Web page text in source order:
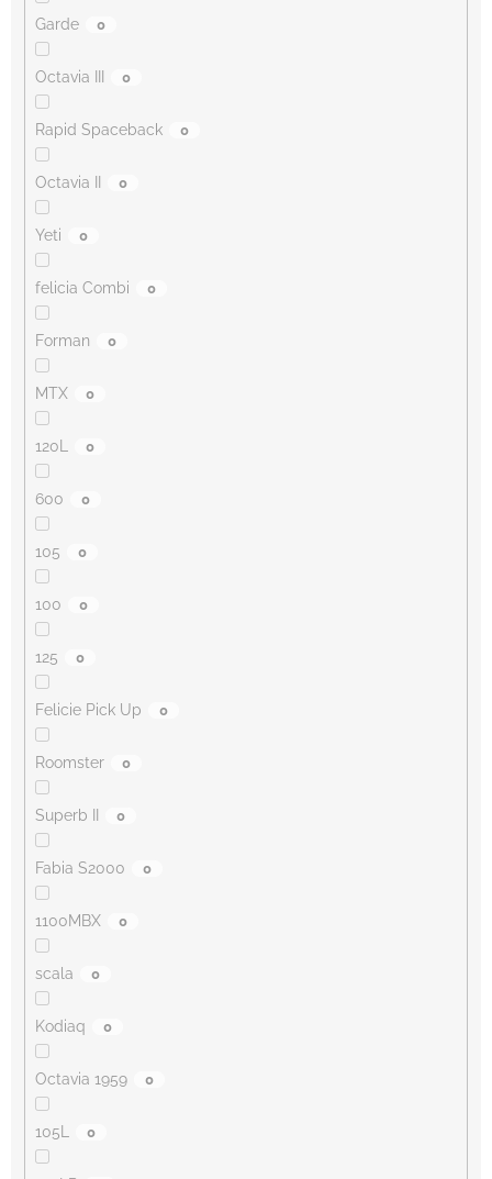
Garde 0
Octavia III 0
Rapid Spaceback 0
Octavia II 0
Yeti 0
felicia Combi 0
Forman 0
MTX 0
120L 0
600 0
105 0
100 0
125 0
Felicie Pick Up 0
Roomster 0
Superb II 0
Fabia S2000 0
1100MBX 0
scala 0
Kodiaq 0
Octavia 1959 0
105L 0